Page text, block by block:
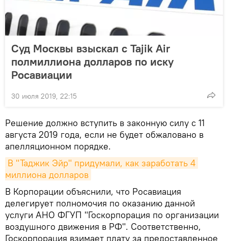
Суд Москвы взыскал с Tajik Air
полмиллиона долларов по иску
Росавиации
30 июля 2019, 22:15
Решение должно вступить в законную силу с 11
августа 2019 года, если не будет обжаловано в
апелляционном порядке.
В "Таджик Эйр" придумали, как заработать 4
миллиона долларов
В Корпорации объяснили, что Росавиация
делегирует полномочия по оказанию данной
услуги АНО ФГУП "Госкорпорация по организации
воздушного движения в РФ". Соответственно,
Госкорпорация взимает плату за предоставленное